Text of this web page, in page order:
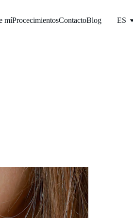
míProcecimientosContactoBlog ES